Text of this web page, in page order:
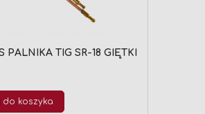
PALNIKA TIG SR-18 GIĘTKI
do koszyka